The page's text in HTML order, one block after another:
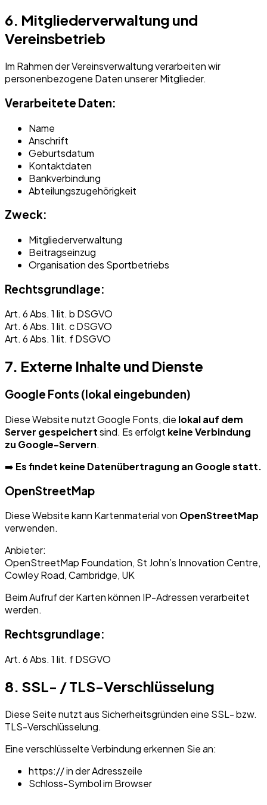
6. Mitgliederverwaltung und
Vereinsbetrieb
Im Rahmen der Vereinsverwaltung verarbeiten wir
personenbezogene Daten unserer Mitglieder.
Verarbeitete Daten:
Name
Anschrift
Geburtsdatum
Kontaktdaten
Bankverbindung
Abteilungszugehörigkeit
Zweck:
Mitgliederverwaltung
Beitragseinzug
Organisation des Sportbetriebs
Rechtsgrundlage:
Art. 6 Abs. 1 lit. b DSGVO
Art. 6 Abs. 1 lit. c DSGVO
Art. 6 Abs. 1 lit. f DSGVO
7. Externe Inhalte und Dienste
Google Fonts (lokal eingebunden)
Diese Website nutzt Google Fonts, die lokal auf dem
Server gespeichertsind. Es erfolgt keine Verbindung
zu Google-Servern.
➡️ Es findet keine Datenübertragung an Google statt.
OpenStreetMap
Diese Website kann Kartenmaterial von OpenStreetMap
verwenden.
Anbieter:
OpenStreetMap Foundation, St John’s Innovation Centre,
Cowley Road, Cambridge, UK
Beim Aufruf der Karten können IP-Adressen verarbeitet
werden.
Rechtsgrundlage:
Art. 6 Abs. 1 lit. f DSGVO
8. SSL- / TLS-Verschlüsselung
Diese Seite nutzt aus Sicherheitsgründen eine SSL- bzw.
TLS-Verschlüsselung.
Eine verschlüsselte Verbindung erkennen Sie an:
https:// in der Adresszeile
Schloss-Symbol im Browser